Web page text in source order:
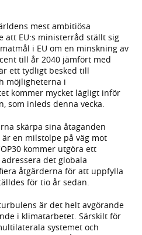
mest ambitiösa
att EU:s ministerråd ställt sig
i EU om en minskning av
till år 2040 jämfört med
ett tydligt besked till
möjligheterna i
kommer mycket lägligt inför
som inleds denna vecka.
skärpa sina åtaganden
en milstolpe på väg mot
kommer utgöra ett
det globala
åtgärderna för att uppfylla
för tio år sedan.
är det helt avgörande
i klimatarbetet. Särskilt för
systemet och